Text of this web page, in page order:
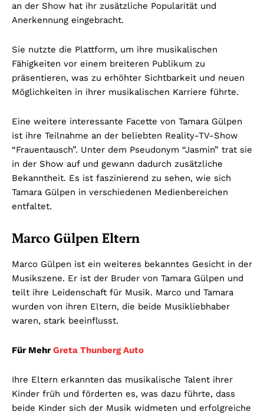
an der Show hat ihr zusätzliche Popularität und
Anerkennung eingebracht.
Sie nutzte die Plattform, um ihre musikalischen
Fähigkeiten vor einem breiteren Publikum zu
präsentieren, was zu erhöhter Sichtbarkeit und neuen
Möglichkeiten in ihrer musikalischen Karriere führte.
Eine weitere interessante Facette von Tamara Gülpen
ist ihre Teilnahme an der beliebten Reality-TV-Show
“Frauentausch”. Unter dem Pseudonym “Jasmin” trat sie
in der Show auf und gewann dadurch zusätzliche
Bekanntheit. Es ist faszinierend zu sehen, wie sich
Tamara Gülpen in verschiedenen Medienbereichen
entfaltet.
Marco Gülpen Eltern
Marco Gülpen ist ein weiteres bekanntes Gesicht in der
Musikszene. Er ist der Bruder von Tamara Gülpen und
teilt ihre Leidenschaft für Musik. Marco und Tamara
wurden von ihren Eltern, die beide Musikliebhaber
waren, stark beeinflusst.
Für MehrGreta Thunberg Auto
Ihre Eltern erkannten das musikalische Talent ihrer
Kinder früh und förderten es, was dazu führte, dass
beide Kinder sich der Musik widmeten und erfolgreiche